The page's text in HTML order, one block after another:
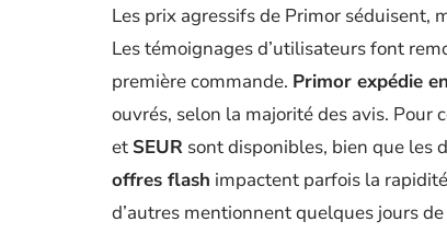
Les prix agressifs de Primor séduisent,
Les témoignages d’utilisateurs font
première commande. Primor expédie
ouvrés, selon la majorité des avis. Pour
et SEUR sont disponibles, bien que les
offres flash impactent parfois la
d’autres mentionnent quelques jours